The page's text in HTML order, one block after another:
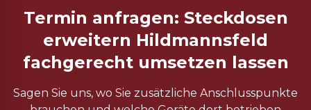
Termin anfragen: Steckdosen
erweitern Hildmannsfeld
fachgerecht umsetzen lassen
Sagen Sie uns, wo Sie zusätzliche Anschlusspunkte